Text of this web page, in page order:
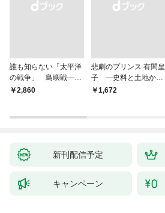
誰も知らない「太平洋
の戦争」 島嶼戦――
マッカーサーとの激闘
￥2,860
悲劇のプリンス 有間皇
子 ―史料と土地から
読み直す十九年の生涯
￥1,672
新刊配信予定
キャンペーン